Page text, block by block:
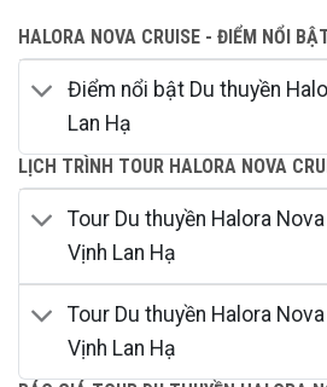
HALORA NOVA CRUISE - ĐIỂM NỔI
Điểm nổi bật Du thuyền
Lan Hạ
LỊCH TRÌNH TOUR HALORA NOVA
Tour Du thuyền Halora
Vịnh Lan Hạ
Tour Du thuyền Halora
Vịnh Lan Hạ